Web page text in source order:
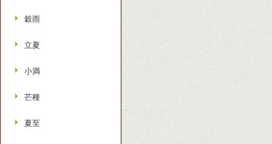
穀雨
立夏
小満
芒種
夏至